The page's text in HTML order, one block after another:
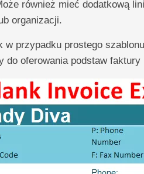
również mieć dodatkową
organizacji.
w przypadku prostego
do oferowania podstaw